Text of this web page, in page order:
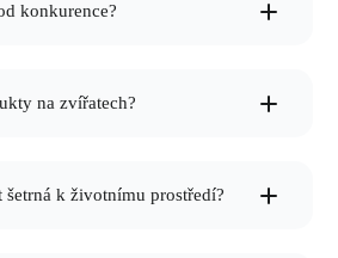
konkurence?
na zvířatech?
šetrná k životnímu prostředí?